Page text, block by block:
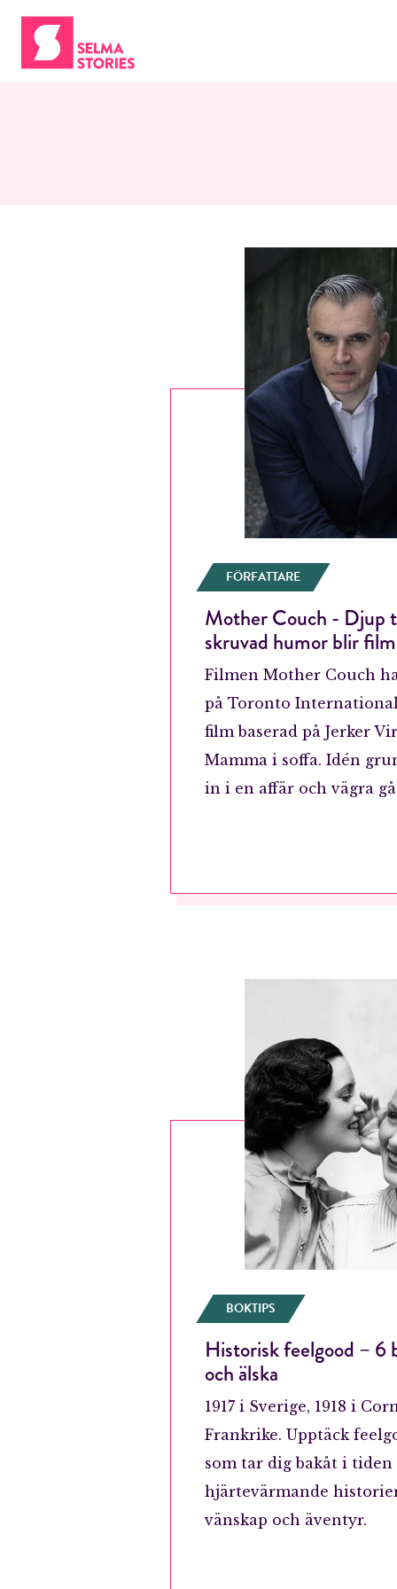
FÖRFATTARE
Mother Couch - Djup
skruvad humor blir film
Filmen Mother Couch
på Toronto
film baserad på Jerker
Mamma i soffa. Idén
in i en affär och vägra
BOKTIPS
Historisk feelgood – 6
och älska
1917 i Sverige, 1918 i
Frankrike. Upptäck
som tar dig bakåt i
hjärtevärmande
vänskap och äventyr.